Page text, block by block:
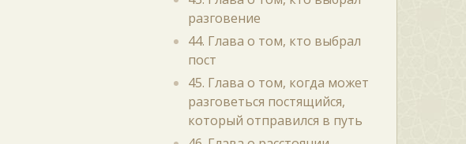
разговение
44. Глава о том, кто выбрал
пост
45. Глава о том, когда может
разговеться постящийся,
который отправился в путь